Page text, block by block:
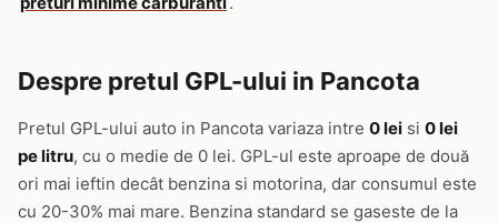
Despre pretul GPL-ului in Pancota
Pretul GPL-ului auto in Pancota variaza intre 0 lei si 0 lei
pe litru, cu o medie de 0 lei. GPL-ul este aproape de două
ori mai ieftin decât benzina si motorina, dar consumul este
cu 20-30% mai mare. Benzina standard se gaseste de la